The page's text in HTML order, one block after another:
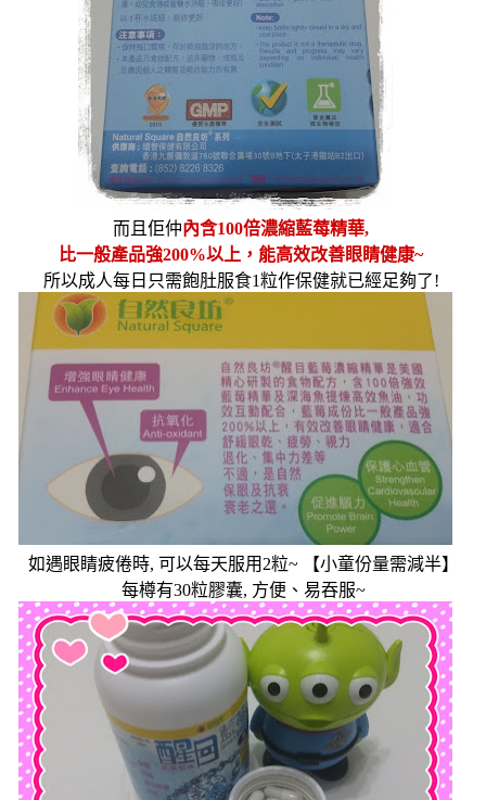
而且佢仲內含100倍濃縮藍莓精華,
比一般產品強200%以上，能高效改善眼睛健康~
所以成人每日只需飽肚服食1粒作保健就已經足夠了!
如遇眼睛疲倦時, 可以每天服用 2粒~ 【小童份量需減半】
每樽有30粒膠囊, 方便、易吞服~